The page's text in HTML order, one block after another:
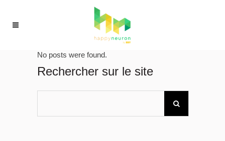
No posts were found.
Rechercher sur le site